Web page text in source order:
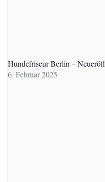
Hundefriseur Berlin –
6. Februar 2025